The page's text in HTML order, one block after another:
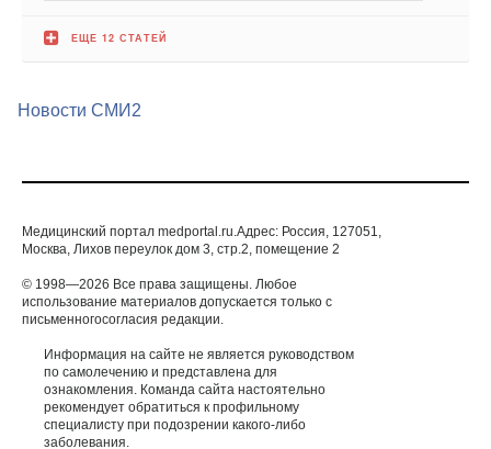
Новости СМИ2
Москва, Лихов переулок дом 3, стр.2, помещение 2
использование материалов допускается только с
письменногосогласия редакции.
Информация на сайте не является руководством
по самолечению и представлена для
ознакомления. Команда сайта настоятельно
специалисту при подозрении какого-либо
заболевания.
ИМЕЮТСЯ ПРОТИВОПОКАЗАНИЯ. НЕОБХОДИМА
КОНСУЛЬТАЦИЯ СПЕЦИАЛИСТА.